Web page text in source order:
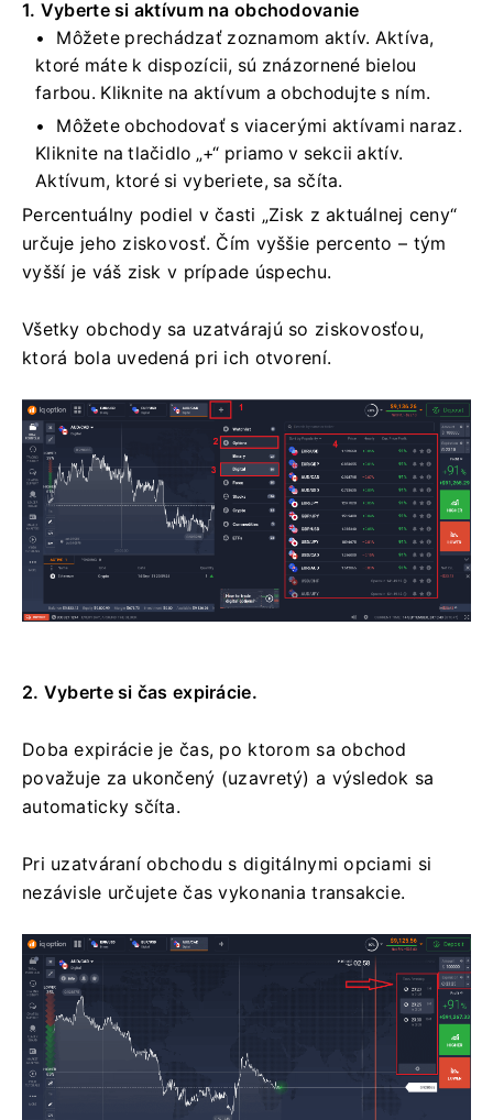
1. Vyberte si aktívum na obchodovanie
Môžete prechádzať zoznamom aktív. Aktíva,
ktoré máte k dispozícii, sú znázornené bielou
farbou. Kliknite na aktívum a obchodujte s ním.
Môžete obchodovať s viacerými aktívami naraz.
Kliknite na tlačidlo „+“ priamo v sekcii aktív.
Aktívum, ktoré si vyberiete, sa sčíta.
Percentuálny podiel v časti „Zisk z aktuálnej ceny“
určuje jeho ziskovosť. Čím vyššie percento – tým
vyšší je váš zisk v prípade úspechu.
Všetky obchody sa uzatvárajú so ziskovosťou,
ktorá bola uvedená pri ich otvorení.
2. Vyberte si čas expirácie.
Doba expirácie je čas, po ktorom sa obchod
považuje za ukončený (uzavretý) a výsledok sa
automaticky sčíta.
Pri uzatváraní obchodu s digitálnymi opciami si
nezávisle určujete čas vykonania transakcie.